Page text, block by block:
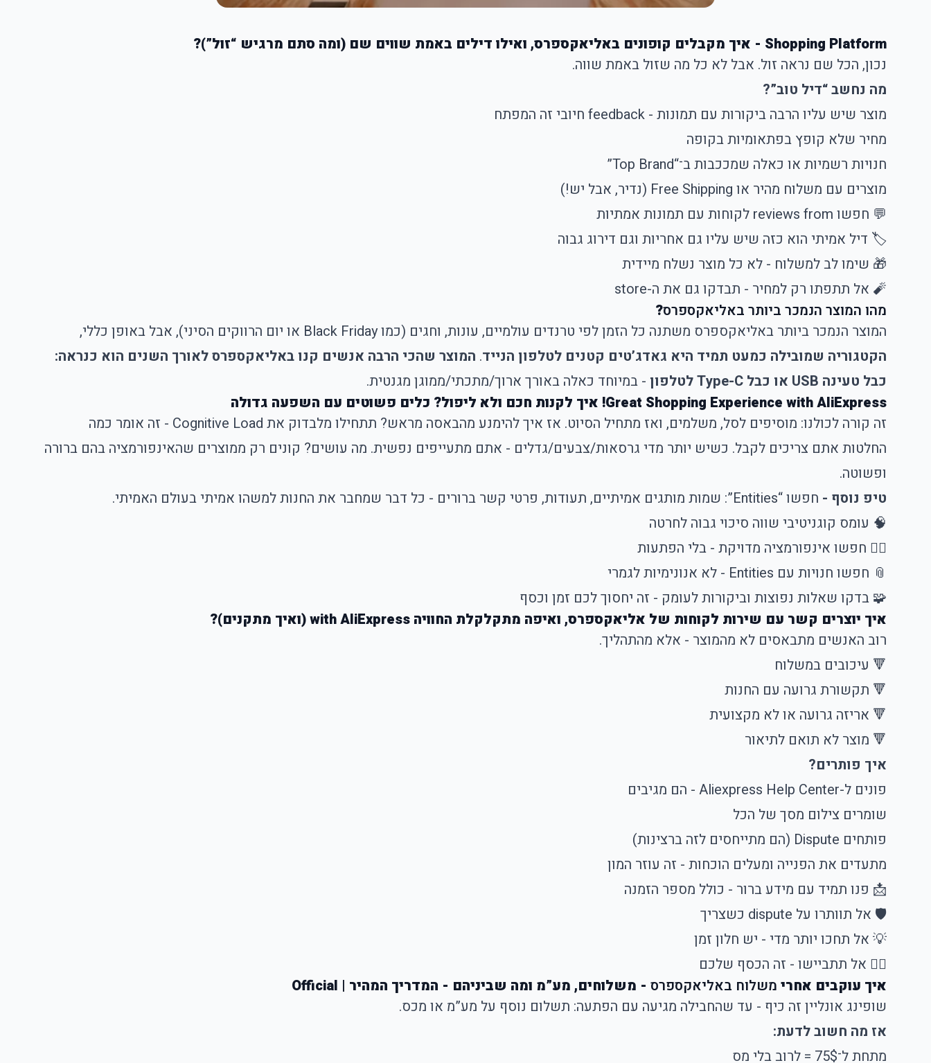
Shopping Platform - איך מקבלים קופונים באליאקספרס, ואילו דילים באמת שווים שם (ומה סתם מרגיש “זול”)?
נכון, הכל שם נראה זול. אבל לא כל מה שזול באמת שווה.
מה נחשב “דיל טוב”?
מוצר שיש עליו הרבה ביקורות עם תמונות - feedback חיובי זה המפתח
מחיר שלא קופץ בפתאומיות בקופה
חנויות רשמיות או כאלה שמככבות ב־“Top Brand”
מוצרים עם משלוח מהיר או Free Shipping (נדיר, אבל יש!)
💬 חפשו reviews from לקוחות עם תמונות אמתיות
🏷 דיל אמיתי הוא כזה שיש עליו גם אחריות וגם דירוג גבוה
🎁 שימו לב למשלוח - לא כל מוצר נשלח מיידית
🧨 אל תתפתו רק למחיר - תבדקו גם את ה-store
מהו המוצר הנמכר ביותר באליאקספרס?
המוצר הנמכר ביותר באליאקספרס משתנה כל הזמן לפי טרנדים עולמיים, עונות, וחגים (כמו Black Friday או יום הרווקים הסיני), אבל באופן כללי,
הקטגוריה שמובילה כמעט תמיד היא גאדג’טים קטנים לטלפון הנייד. המוצר שהכי הרבה אנשים קנו באליאקספרס לאורך השנים הוא כנראה:
כבל טעינה USB או כבל Type-C לטלפון
- במיוחד כאלה באורך ארוך/מתכתי/ממוגן מגנטית.
Great Shopping Experience with AliExpress! איך לקנות חכם ולא ליפול? כלים פשוטים עם השפעה גדולה
זה קורה לכולנו: מוסיפים לסל, משלמים, ואז מתחיל הסיוט. אז איך להימנע מהבאסה מראש? תתחילו מלבדוק את Cognitive Load - זה אומר כמה
החלטות אתם צריכים לקבל. כשיש יותר מדי גרסאות/צבעים/גדלים - אתם מתעייפים נפשית. מה עושים? קונים רק ממוצרים שהאינפורמציה בהם ברורה
ופשוטה.
טיפ נוסף - חפשו “Entities”: שמות מותגים אמיתיים, תעודות, פרטי קשר ברורים - כל דבר שמחבר את החנות למשהו אמיתי בעולם האמיתי.
🧠 עומס קוגניטיבי שווה סיכוי גבוה לחרטה
🕵️‍♂️ חפשו אינפורמציה מדויקת - בלי הפתעות
📎 חפשו חנויות עם Entities - לא אנונימיות לגמרי
🧩 בדקו שאלות נפוצות וביקורות לעומק - זה יחסוך לכם זמן וכסף
איך יוצרים קשר עם שירות לקוחות של אליאקספרס, ואיפה מתקלקלת החוויה with AliExpress (ואיך מתקנים)?
רוב האנשים מתבאסים לא מהמוצר - אלא מהתהליך.
🔻 עיכובים במשלוח
🔻 תקשורת גרועה עם החנות
🔻 אריזה גרועה או לא מקצועית
🔻 מוצר לא תואם לתיאור
איך פותרים?
פונים ל-Aliexpress Help Center - הם מגיבים
שומרים צילום מסך של הכל
פותחים Dispute (הם מתייחסים לזה ברצינות)
מתעדים את הפנייה ומעלים הוכחות - זה עוזר המון
📩 פנו תמיד עם מידע ברור - כולל מספר הזמנה
🛡 אל תוותרו על dispute כשצריך
💡 אל תחכו יותר מדי - יש חלון זמן
🙋‍♀️ אל תתביישו - זה הכסף שלכם
איך עוקבים אחרי משלוח באליאקספרס - משלוחים, מע”מ ומה שביניהם - המדריך המהיר | Official
שופינג אונליין זה כיף - עד שהחבילה מגיעה עם הפתעה: תשלום נוסף על מע”מ או מכס.
אז מה חשוב לדעת:
מתחת ל־75$ = לרוב בלי מס